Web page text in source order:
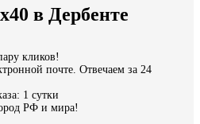
в Дербенте
кликов!
почте. Отвечаем за 24
1 сутки
РФ и мира!